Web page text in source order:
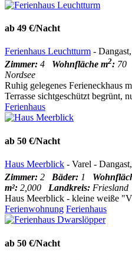
ab 49 €/Nacht
Ferienhaus Leuchtturm -
Zimmer: 4 Wohnfläche m2: 70
Nordsee
Ruhig gelegenes Ferieneckhaus
Terrasse sichtgeschützt begrünt,
Ferienhaus
ab 50 €/Nacht
Haus Meerblick - Varel -
Zimmer: 2 Bäder: 1
m²: 2,000 Landkreis: Friesland
Haus Meerblick - kleine weiße
Ferienwohnung Ferienhaus
ab 50 €/Nacht